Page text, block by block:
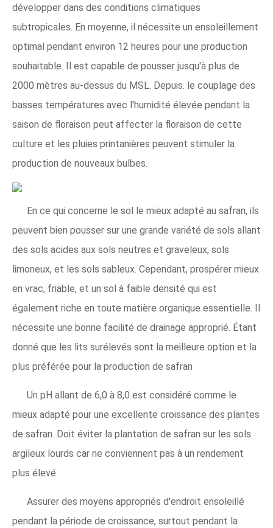
développer dans des conditions climatiques
subtropicales. En moyenne, il nécessite un ensoleillement
optimal pendant environ 12 heures pour une production
souhaitable. Il est capable de pousser jusqu'à plus de
2000 mètres au-dessus du MSL. Depuis. le couplage des
basses températures avec l'humidité élevée pendant la
saison de floraison peut affecter la floraison de cette
culture et les pluies printanières peuvent stimuler la
production de nouveaux bulbes.
En ce qui concerne le sol le mieux adapté au safran, ils
peuvent bien pousser sur une grande variété de sols allant
des sols acides aux sols neutres et graveleux, sols
limoneux, et les sols sableux. Cependant, prospérer mieux
en vrac, friable, et un sol à faible densité qui est
également riche en toute matière organique essentielle. Il
nécessite une bonne facilité de drainage approprié. Étant
donné que les lits surélevés sont la meilleure option et la
plus préférée pour la production de safran
Un pH allant de 6,0 à 8,0 est considéré comme le
mieux adapté pour une excellente croissance des plantes
de safran. Doit éviter la plantation de safran sur les sols
argileux lourds car ne conviennent pas à un rendement
plus élevé.
Assurer des moyens appropriés d'endroit ensoleillé
pendant la période de croissance, surtout pendant la